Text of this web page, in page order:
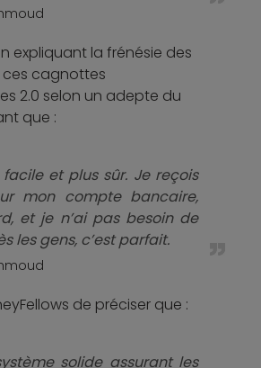
expliquant la frénésie des
ces cagnottes
2.0 selon un adepte du
que :
facile et plus sûr. Je reçois
mon compte bancaire,
et je n’ai pas besoin de
les gens, c’est parfait.
de préciser que :
solide assurant les